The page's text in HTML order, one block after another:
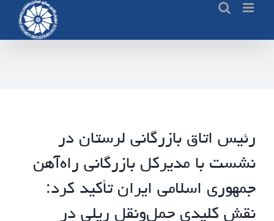
content
رئیس اتاق بازرگانی لرستان در
نشست با مدیرکل بازرگانی راه‌آهن
جمهوری اسلامی ایران تأکید کرد:
نقش کلیدی حمل‌ونقل ریلی در